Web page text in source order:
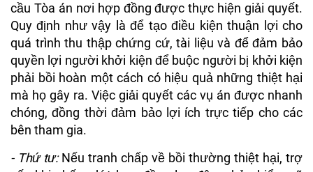
cầu Tòa án nơi hợp đồng được thực hiện giải quyết.
Quy định như vậy là để tạo điều kiện thuận lợi cho
quá trình thu thập chứng cứ, tài liệu và để đảm bảo
quyền lợi người khởi kiện để buộc người bị khởi kiện
phải bồi hoàn một cách có hiệu quả những thiệt hại
mà họ gây ra. Việc giải quyết các vụ án được nhanh
chóng, đồng thời đảm bảo lợi ích trực tiếp cho các
bên tham gia.
- Thứ tư:Nếu tranh chấp về bồi thường thiệt hại, trợ